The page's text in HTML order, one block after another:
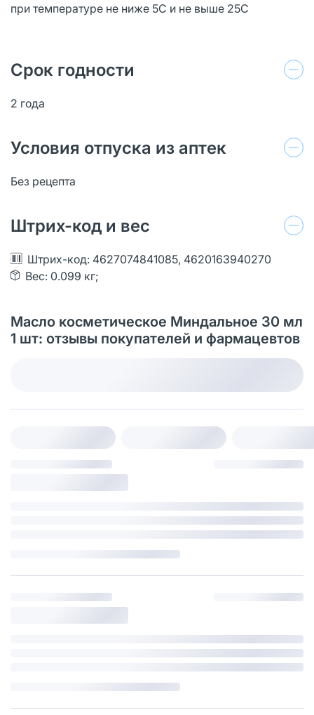
при температуре не ниже 5С и не выше 25С
Срок годности
2 года
Условия отпуска из аптек
Без рецепта
Штрих-код и вес
Штрих-код: 4627074841085, 4620163940270
Вес: 0.099 кг;
Масло косметическое Миндальное 30 мл
1 шт: отзывы покупателей и фармацевтов